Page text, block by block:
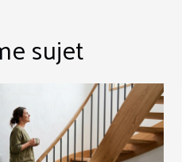
sujet